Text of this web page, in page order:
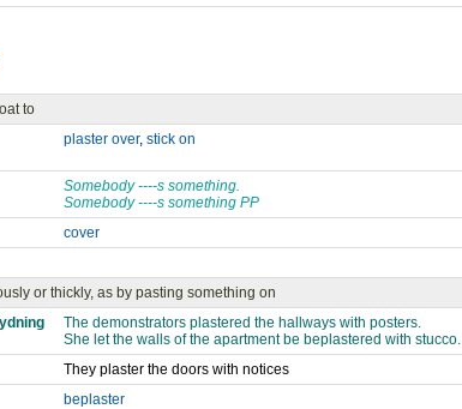
to
plaster over, stick on
Somebody ----s something.
Somebody ----s something PP
cover
or thickly, as by pasting something on
The demonstrators plastered the hallways with posters.
She let the walls of the apartment be beplastered with stucco.
They plaster the doors with notices
beplaster